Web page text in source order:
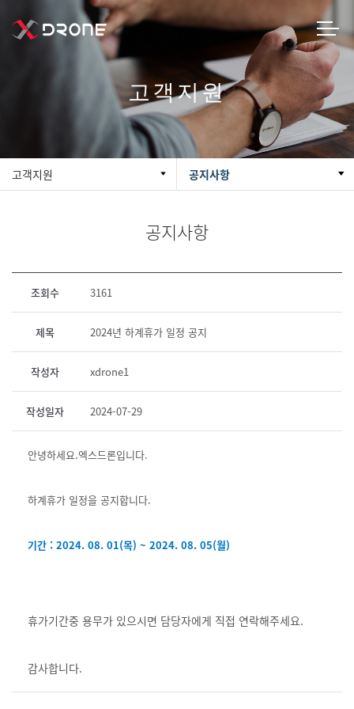
고객지원
고객지원 공지사항
공지사항
조회수 3161
제목 2024년 하계휴가 일정 공지
작성자 xdrone1
작성일자 2024-07-29
안녕하세요.엑스드론입니다.
하계휴가 일정을 공지합니다.
기간 : 2024. 08. 01(목) ~ 2024. 08. 05(월)
휴가기간중 용무가 있으시면 담당자에게 직접 연락해주세요.
감사합니다.